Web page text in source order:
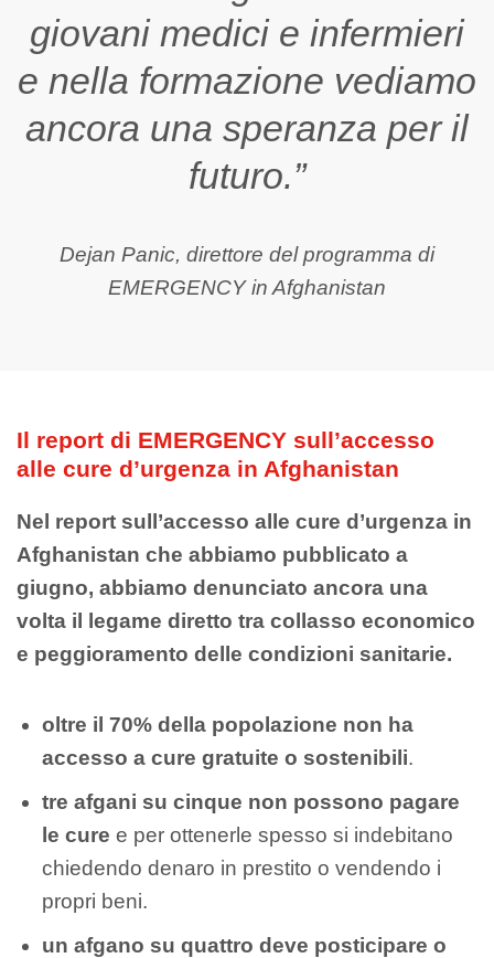
giovani medici e infermieri
e nella formazione vediamo
ancora una speranza per il
futuro.”
Dejan Panic, direttore del programma di
EMERGENCY in Afghanistan
Il report di EMERGENCY sull’accesso
alle cure d’urgenza in Afghanistan
Nel report sull’accesso alle cure d’urgenza in
Afghanistan che abbiamo pubblicato a
giugno, abbiamo denunciato ancora una
volta il legame diretto tra collasso economico
e peggioramento delle condizioni sanitarie.
oltre il 70% della popolazione non ha
accesso a cure gratuite o sostenibili.
tre afgani su cinque non possono pagare
le cure e per ottenerle spesso si indebitano
chiedendo denaro in prestito o vendendo i
propri beni.
un afgano su quattro deve posticipare o